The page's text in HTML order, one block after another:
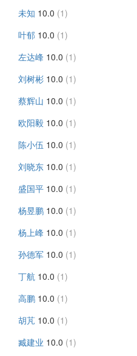
未知 10.0 (1)
叶郁 10.0 (1)
左达峰 10.0 (1)
刘树彬 10.0 (1)
蔡辉山 10.0 (1)
欧阳毅 10.0 (1)
陈小伍 10.0 (1)
刘晓东 10.0 (1)
盛国平 10.0 (1)
杨昱鹏 10.0 (1)
杨上峰 10.0 (1)
孙德军 10.0 (1)
丁航 10.0 (1)
高鹏 10.0 (1)
胡芃 10.0 (1)
臧建业 10.0 (1)